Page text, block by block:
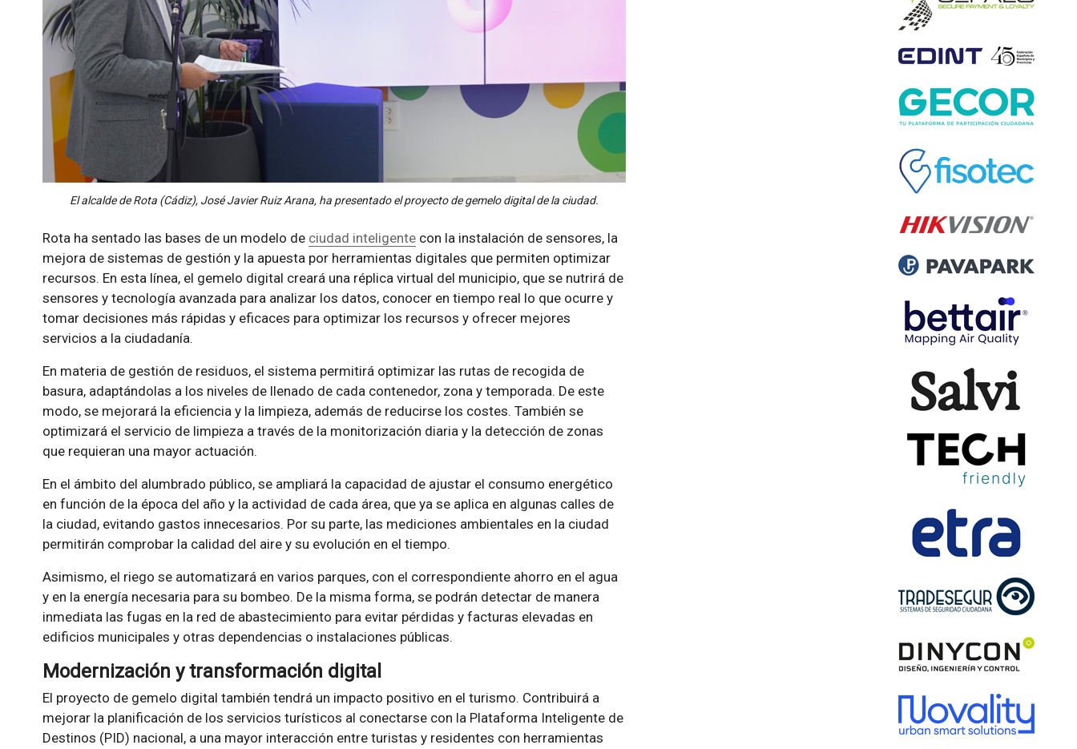
El alcalde de Rota (Cádiz), José Javier Ruiz Arana, ha presentado el proyecto de gemelo digital de la ciudad.
Rota ha sentado las bases de un modelo de ciudad inteligentecon la instalación de sensores, la
mejora de sistemas de gestión y la apuesta por herramientas digitales que permiten optimizar
recursos. En esta línea, el gemelo digital creará una réplica virtual del municipio, que se nutrirá de
sensores y tecnología avanzada para analizar los datos, conocer en tiempo real lo que ocurre y
tomar decisiones más rápidas y eficaces para optimizar los recursos y ofrecer mejores
servicios a la ciudadanía.
En materia de gestión de residuos, el sistema permitirá optimizar las rutas de recogida de
basura, adaptándolas a los niveles de llenado de cada contenedor, zona y temporada. De este
modo, se mejorará la eficiencia y la limpieza, además de reducirse los costes. También se
optimizará el servicio de limpieza a través de la monitorización diaria y la detección de zonas
que requieran una mayor actuación.
En el ámbito del alumbrado público, se ampliará la capacidad de ajustar el consumo energético
en función de la época del año y la actividad de cada área, que ya se aplica en algunas calles de
la ciudad, evitando gastos innecesarios. Por su parte, las mediciones ambientales en la ciudad
permitirán comprobar la calidad del aire y su evolución en el tiempo.
Asimismo, el riego se automatizará en varios parques, con el correspondiente ahorro en el agua
y en la energía necesaria para su bombeo. De la misma forma, se podrán detectar de manera
inmediata las fugas en la red de abastecimiento para evitar pérdidas y facturas elevadas en
edificios municipales y otras dependencias o instalaciones públicas.
Modernización y transformación digital
El proyecto de gemelo digital también tendrá un impacto positivo en el turismo. Contribuirá a
mejorar la planificación de los servicios turísticos al conectarse con la Plataforma Inteligente de
Destinos (PID) nacional, a una mayor interacción entre turistas y residentes con herramientas